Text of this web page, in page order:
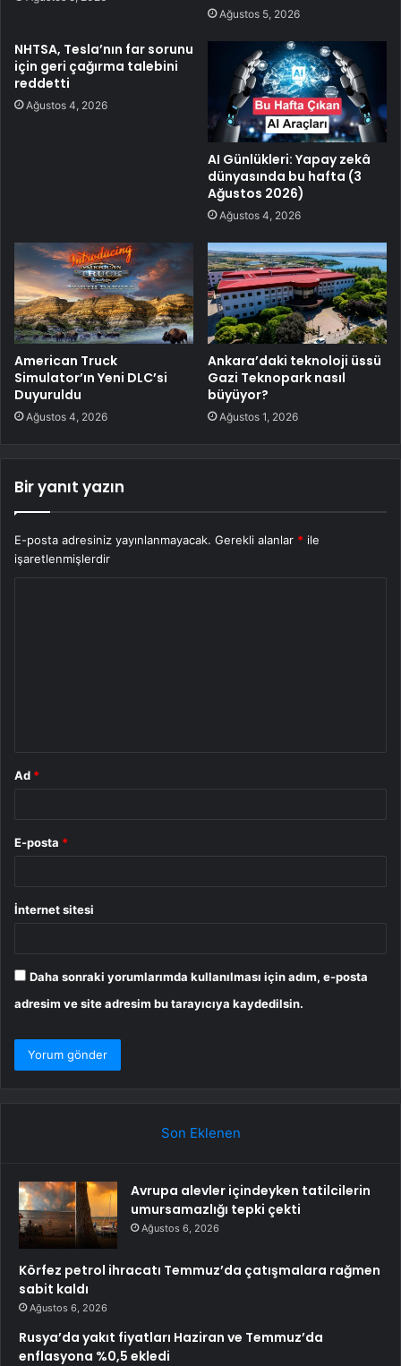
Ağustos 5, 2026
NHTSA, Tesla’nın far sorunu
için geri çağırma talebini
reddetti
Ağustos 4, 2026
AI Günlükleri: Yapay zekâ
dünyasında bu hafta (3
Ağustos 2026)
Ağustos 4, 2026
American Truck
Simulator’ın Yeni DLC’si
Duyuruldu
Ağustos 4, 2026
Ankara’daki teknoloji üssü
Gazi Teknopark nasıl
büyüyor?
Ağustos 1, 2026
Bir yanıt yazın
E-posta adresiniz yayınlanmayacak. Gerekli alanlar * ile
işaretlenmişlerdir
Ad *
E-posta *
İnternet sitesi
Daha sonraki yorumlarımda kullanılması için adım, e-posta
adresim ve site adresim bu tarayıcıya kaydedilsin.
Son Eklenen
Avrupa alevler içindeyken tatilcilerin
umursamazlığı tepki çekti
Ağustos 6, 2026
Körfez petrol ihracatı Temmuz’da çatışmalara rağmen
sabit kaldı
Ağustos 6, 2026
Rusya’da yakıt fiyatları Haziran ve Temmuz’da
enflasyona %0,5 ekledi